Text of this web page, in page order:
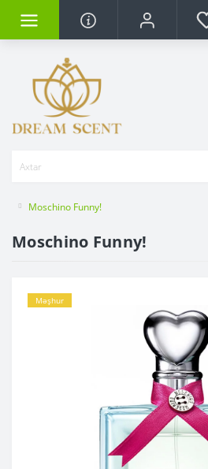
Moschino Funny!
Moschino Funny!
Məşhur